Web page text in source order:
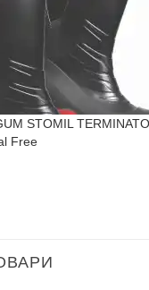
STOMIL
Free